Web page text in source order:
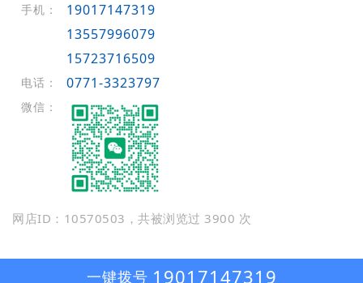
手机：
19017147319
13557996079
15723716509
电话： 0771-3323797
微信：
网店ID：10570503，共被浏览过 3900 次
一键拨号 19017147319